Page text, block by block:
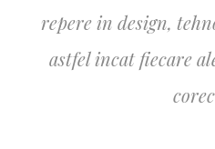
repere in design,
astfel incat fiecare